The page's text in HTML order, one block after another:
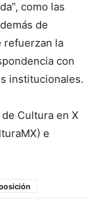
como las
de
refuerzan la
con
institucionales.
Cultura en X
e